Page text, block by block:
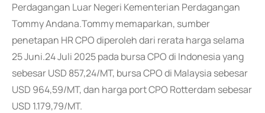
Perdagangan Luar Negeri Kementerian Perdagangan
Tommy Andana.Tommy memaparkan, sumber
penetapan HR CPO diperoleh dari rerata harga selama
25 Juni.24 Juli 2025 pada bursa CPO di Indonesia yang
sebesar USD 857,24/MT, bursa CPO di Malaysia sebesar
USD 964,59/MT, dan harga port CPO Rotterdam sebesar
USD 1.179,79/MT.